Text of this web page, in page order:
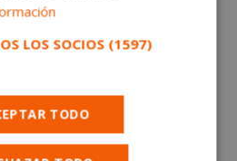
Salud Pública de la
pretende que toda la
completa,
pasaronel Covid-19 y
por ello.
LOS SOCIOS (1597)
TODO